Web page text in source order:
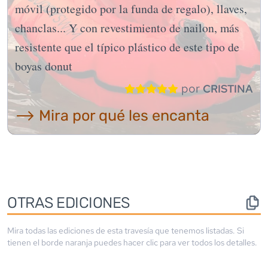
móvil (protegido por la funda de regalo), llaves,
chanclas... Y con revestimiento de nailon, más
resistente que el típico plástico de este tipo de
boyas donut
porCRISTINA
⟶ Mira por qué les encanta
OTRAS EDICIONES
Mira todas las ediciones de esta travesía que tenemos listadas. Si
tienen el borde naranja puedes hacer clic para ver todos los detalles.